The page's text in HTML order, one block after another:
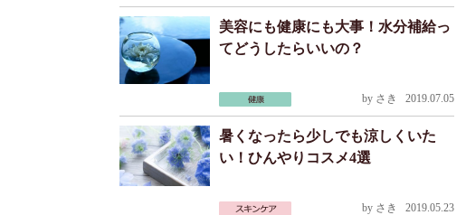
美容にも健康にも大事！水分補給っ
てどうしたらいいの？
by さき 2019.07.05
暑くなったら少しでも涼しくいた
い！ひんやりコスメ4選
by さき 2019.05.23